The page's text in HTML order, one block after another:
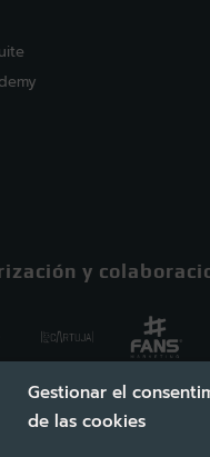
Gestionar el
de las cookies
y